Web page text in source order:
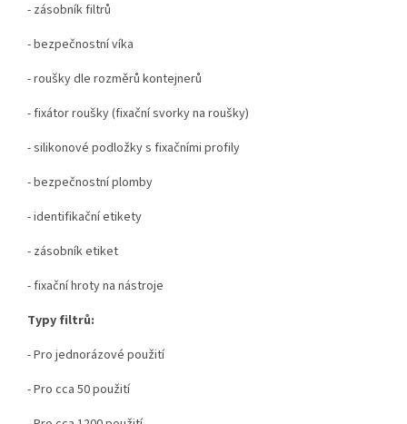
- zásobník filtrů
- bezpečnostní víka
- roušky dle rozměrů kontejnerů
- fixátor roušky (fixační svorky na roušky)
- silikonové podložky s fixačními profily
- bezpečnostní plomby
- identifikační etikety
- zásobník etiket
- fixační hroty na nástroje
Typy filtrů:
- Pro jednorázové použití
- Pro cca 50 použití